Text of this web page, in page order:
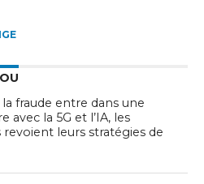
fraude entre dans une
avec la 5G et l’IA, les
leurs stratégies de